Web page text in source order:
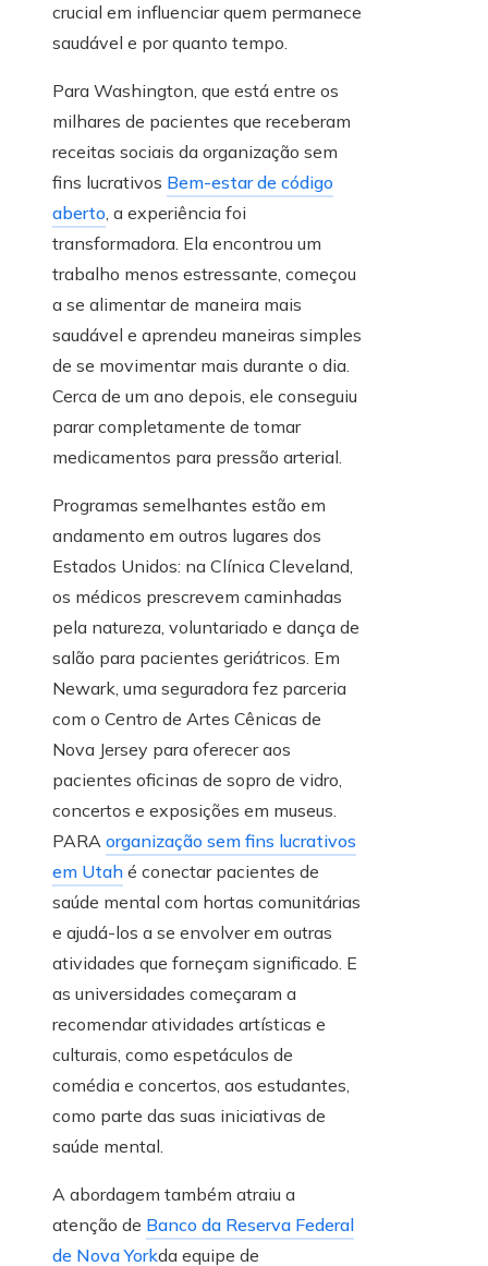
crucial em influenciar quem permanece
saudável e por quanto tempo.
Para Washington, que está entre os
milhares de pacientes que receberam
receitas sociais da organização sem
fins lucrativos Bem-estar de código
aberto, a experiência foi
transformadora. Ela encontrou um
trabalho menos estressante, começou
a se alimentar de maneira mais
saudável e aprendeu maneiras simples
de se movimentar mais durante o dia.
Cerca de um ano depois, ele conseguiu
parar completamente de tomar
medicamentos para pressão arterial.
Programas semelhantes estão em
andamento em outros lugares dos
Estados Unidos: na Clínica Cleveland,
os médicos prescrevem caminhadas
pela natureza, voluntariado e dança de
salão para pacientes geriátricos. Em
Newark, uma seguradora fez parceria
com o Centro de Artes Cênicas de
Nova Jersey para oferecer aos
pacientes oficinas de sopro de vidro,
concertos e exposições em museus.
PARA organização sem fins lucrativos
em Utah é conectar pacientes de
saúde mental com hortas comunitárias
e ajudá-los a se envolver em outras
atividades que forneçam significado. E
as universidades começaram a
recomendar atividades artísticas e
culturais, como espetáculos de
comédia e concertos, aos estudantes,
como parte das suas iniciativas de
saúde mental.
A abordagem também atraiu a
atenção de Banco da Reserva Federal
de Nova Yorkda equipe de